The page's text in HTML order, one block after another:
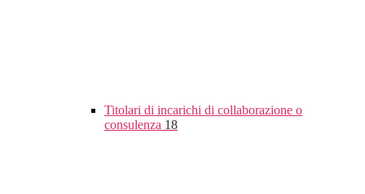
Titolari di incarichi di collaborazione o
consulenza 18